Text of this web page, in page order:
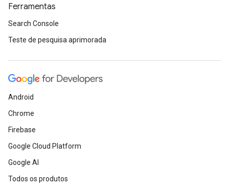
Ferramentas
Search Console
Teste de pesquisa aprimorada
Android
Chrome
Firebase
Google Cloud Platform
Google AI
Todos os produtos